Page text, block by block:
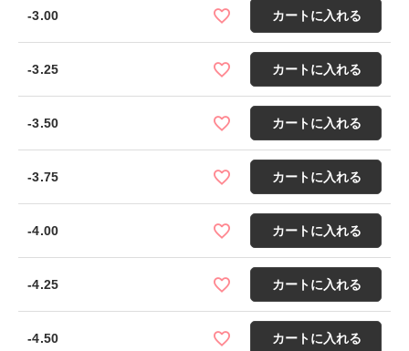
-3.00 カートに入れる
-3.25 カートに入れる
-3.50 カートに入れる
-3.75 カートに入れる
-4.00 カートに入れる
-4.25 カートに入れる
-4.50 カートに入れる